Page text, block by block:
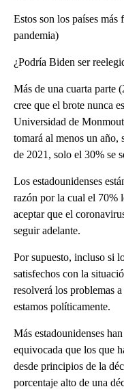
Estos son los países
pandemia)
¿Podría Biden ser
Más de una cuarta parte
cree que el brote nunca
Universidad de
tomará al menos un año,
de 2021, solo el 30% se
Los estadounidenses
razón por la cual el 70%
aceptar que el
seguir adelante.
Por supuesto, incluso si
satisfechos con la
resolverá los problemas
estamos políticamente.
Más estadounidenses
equivocada que los que
desde principios de la
porcentaje alto de una